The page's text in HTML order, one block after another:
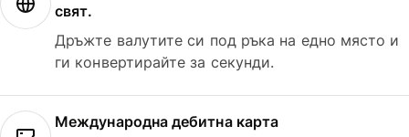
свят.
Дръжте валутите си под ръка на едно място и
ги конвертирайте за секунди.
Международна дебитна карта